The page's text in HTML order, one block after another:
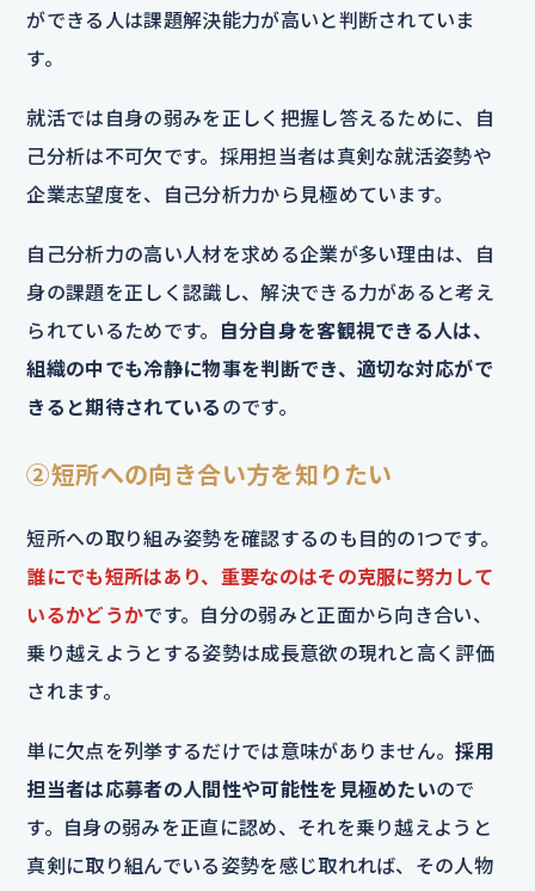
ができる人は課題解決能力が高いと判断されていま
す。
就活では自身の弱みを正しく把握し答えるために、自
己分析は不可欠です。採用担当者は真剣な就活姿勢や
企業志望度を、自己分析力から見極めています。
自己分析力の高い人材を求める企業が多い理由は、自
身の課題を正しく認識し、解決できる力があると考え
られているためです。
自分自身を客観視できる人は、
組織の中でも冷静に物事を判断でき、適切な対応がで
きると期待されている のです。
②短所への向き合い方を知りたい
短所への取り組み姿勢を確認するのも目的の1つです。
誰にでも短所はあり、重要なのはその克服に努力して
いるかどうかです。自分の弱みと正面から向き合い、
乗り越えようとする姿勢は成長意欲の現れと高く評価
されます。
単に欠点を列挙するだけでは意味がありません。採用
担当者は応募者の人間性や可能性を見極めたいので
す。自身の弱みを正直に認め、それを乗り越えようと
真剣に取り組んでいる姿勢を感じ取れれば、その人物